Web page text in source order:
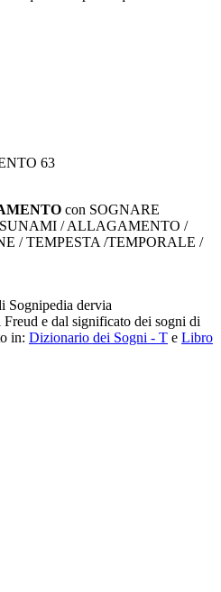
63
con SOGNARE
/ ALLAGAMENTO /
/ TEMPESTA /TEMPORALE /
Sognipedia dervia
e dal significato dei sogni di
in: Dizionario dei Sogni - T e Libro